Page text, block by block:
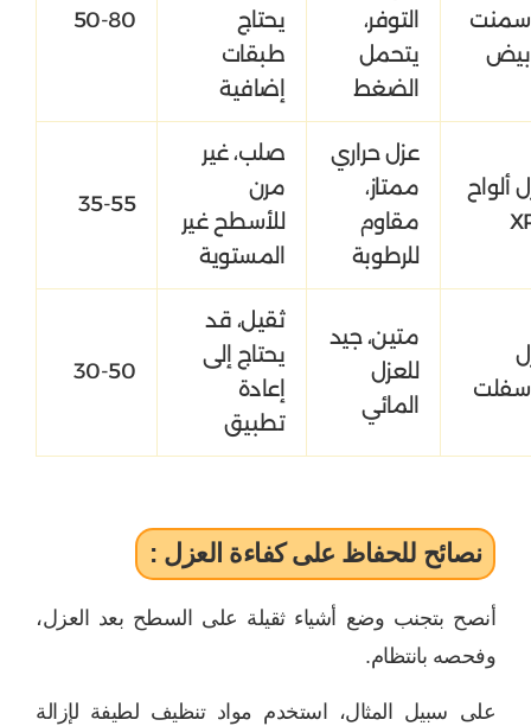
التوفر،
يتحمل
الضغط
يحتاج
طبقات
إضافية
50-80
ألواح
عزل حراري
ممتاز،
مقاوم
للرطوبة
صلب، غير
مرن
للأسطح غير
المستوية
35-55
متين، جيد
للعزل
المائي
ثقيل، قد
يحتاج إلى
إعادة
تطبيق
30-50
نصائح للحفاظ على كفاءة العزل :
أنصح بتجنب وضع أشياء ثقيلة على السطح بعد العزل،
وفحصه بانتظام.
على سبيل المثال، استخدم مواد تنظيف لطيفة لإزالة